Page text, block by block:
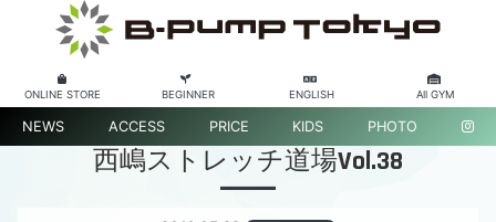
ONLINE STORE BEGINNER ENGLISH All GYM
NEWS ACCESS PRICE KIDS PHOTO
西嶋ストレッチ道場Vol.38